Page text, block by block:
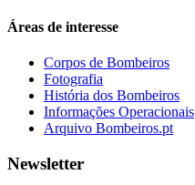
Áreas de interesse
Corpos de Bombeiros
Fotografia
História dos Bombeiros
Informações Operacionais
Arquivo Bombeiros.pt
Newsletter